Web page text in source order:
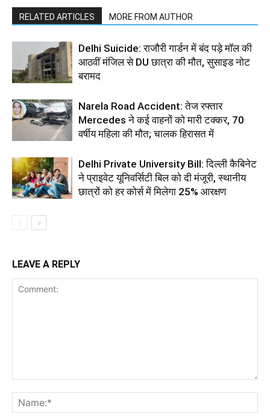
RELATED ARTICLES MORE FROM AUTHOR
Delhi Suicide: राजौरी गार्डन में बंद पड़े मॉल की
आठवीं मंजिल से DU छात्रा की मौत, सुसाइड नोट
बरामद
Narela Road Accident: तेज रफ्तार
Mercedes ने कई वाहनों को मारी टक्कर, 70
वर्षीय महिला की मौत; चालक हिरासत में
Delhi Private University Bill: दिल्ली कैबिनेट
ने प्राइवेट यूनिवर्सिटी बिल को दी मंजूरी, स्थानीय
छात्रों को हर कोर्स में मिलेगा 25% आरक्षण
LEAVE A REPLY